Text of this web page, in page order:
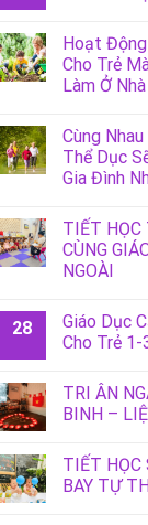
Hoạt
Cho Trẻ
Làm Ở Nhà
Cùng
Thể Dục
Gia Đình
TIẾT HỌC
CÙNG
NGOÀI
28
Giáo Dục
Cho Trẻ 1-
TRI ÂN
BINH –
TIẾT HỌC
BAY TỰ